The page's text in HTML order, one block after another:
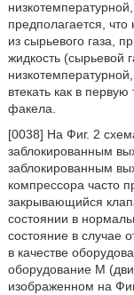
предполагается,
из сырьевого газа,
жидкость (сырьевой
втекать как в
факела.
[0038] На Фиг. 2
заблокированным
заблокированным
компрессора часто
закрывающийся
состоянии в
состояние в случае
в качестве
оборудование М
изображенном на